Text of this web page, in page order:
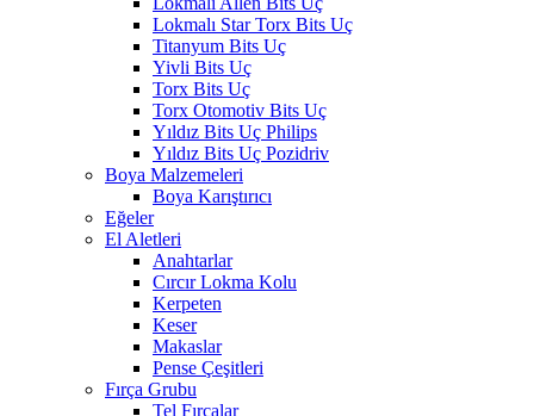
Lokmalı Star Torx Bits Uç
Titanyum Bits Uç
Yivli Bits Uç
Torx Bits Uç
Torx Otomotiv Bits Uç
Yıldız Bits Uç Philips
Yıldız Bits Uç Pozidriv
Boya Malzemeleri
Boya Karıştırıcı
Eğeler
El Aletleri
Anahtarlar
Cırcır Lokma Kolu
Kerpeten
Keser
Makaslar
Pense Çeşitleri
Fırça Grubu
Tel Fırçalar